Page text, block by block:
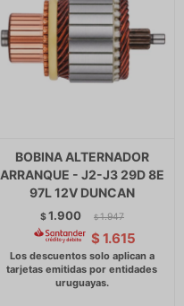
BOBINA ALTERNADOR
ARRANQUE - J2-J3 29D 8E
97L 12V DUNCAN
$1.900 $ 1.947
$ 1.615